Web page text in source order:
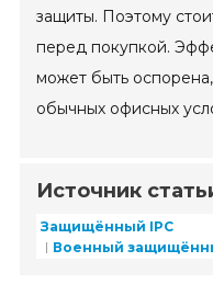
защиты. Поэтому
перед покупкой.
может быть
обычных офисных
Источник
Защищённый IPC
Военный